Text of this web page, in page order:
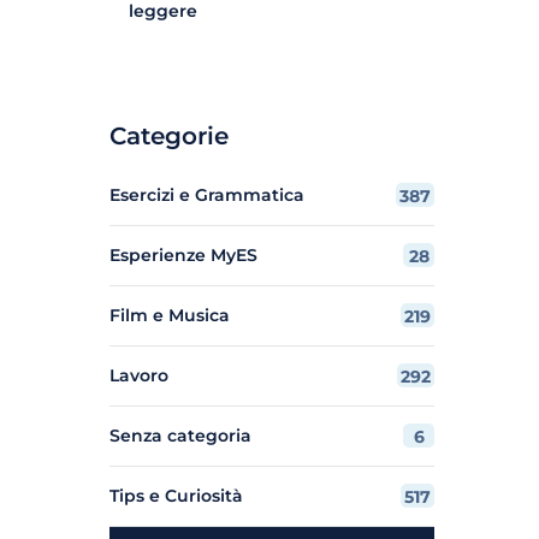
leggere
Categorie
Esercizi e Grammatica 387
Esperienze MyES 28
Film e Musica 219
Lavoro 292
Senza categoria 6
Tips e Curiosità 517